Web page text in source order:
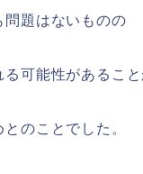
問題はないものの
る可能性があること
とのことでした。